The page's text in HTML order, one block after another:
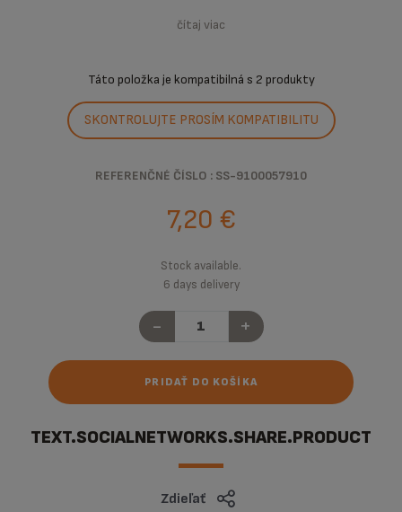
čítaj viac
Táto položka je kompatibilná s 2 produkty
SKONTROLUJTE PROSÍM KOMPATIBILITU
REFERENČNÉ ČÍSLO : SS-9100057910
7,20 €
Stock available.
6 days delivery
- +
PRIDAŤ DO KOŠÍKA
TEXT.SOCIALNETWORKS.SHARE.PRODUCT
Zdieľať